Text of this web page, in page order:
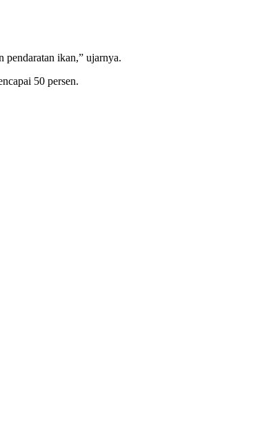
pendaratan ikan,” ujarnya.
50 persen.